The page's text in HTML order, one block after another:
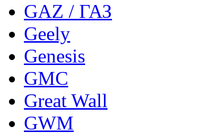
GAZ / ГАЗ
Geely
Genesis
GMC
Great Wall
GWM